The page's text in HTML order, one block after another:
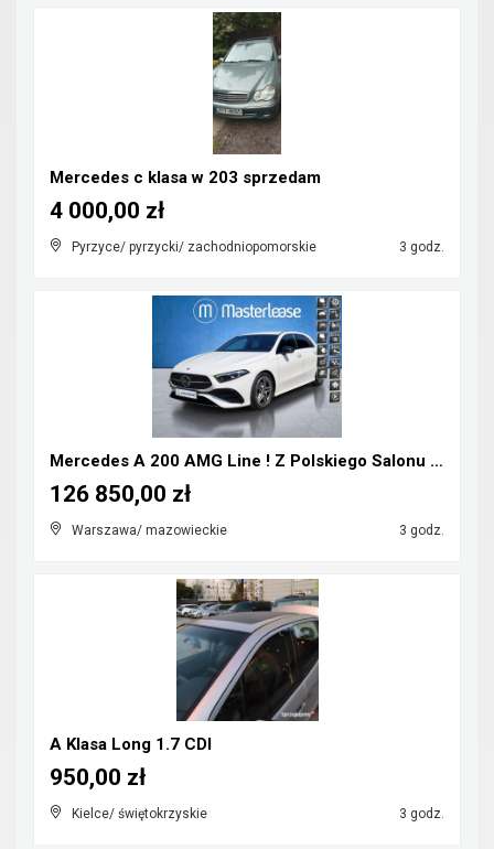
Mercedes c klasa w 203 sprzedam
Pyrzyce/ pyrzycki/ zachodniopomorskie 3 godz.
4 000,00 zł
Mercedes A 200 AMG Line ! Z Polskiego Salonu ! Fak...
Warszawa/ mazowieckie 3 godz.
126 850,00 zł
A Klasa Long 1.7 CDI
Kielce/ świętokrzyskie 3 godz.
950,00 zł